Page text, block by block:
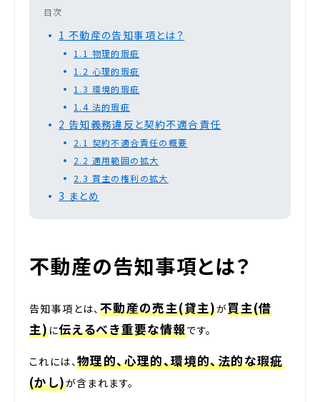
目次
1 不動産の告知事項とは？
1.1 物理的瑕疵
1.2 心理的瑕疵
1.3 環境的瑕疵
1.4 法的瑕疵
2 告知義務違反と契約不適合責任
2.1 契約不適合責任の概要
2.2 適用範囲の拡大
2.3 買主の権利の拡大
3 まとめ
不動産の告知事項とは？
告知事項とは、 不動産の売主(貸主)が買主(借
主)に伝えるべき重要な情報です。
これには、 物理的、心理的、環境的、法的な瑕疵
(かし)が含まれます。